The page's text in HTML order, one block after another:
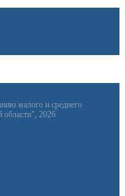
малого и среднего
области", 2026